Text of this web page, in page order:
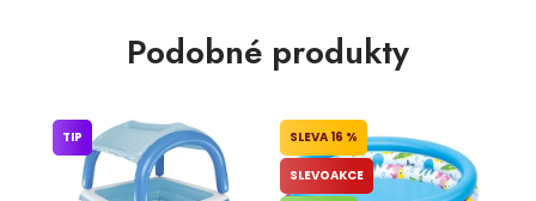
Podobné produkty
TIP 16 %
SLEVOAKCE